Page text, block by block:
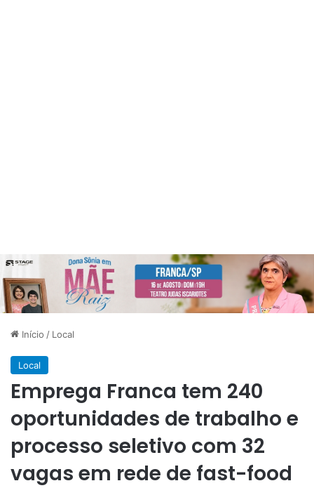
Início / Local
Local
Emprega Franca tem 240
oportunidades de trabalho e
processo seletivo com 32
vagas em rede de fast-food